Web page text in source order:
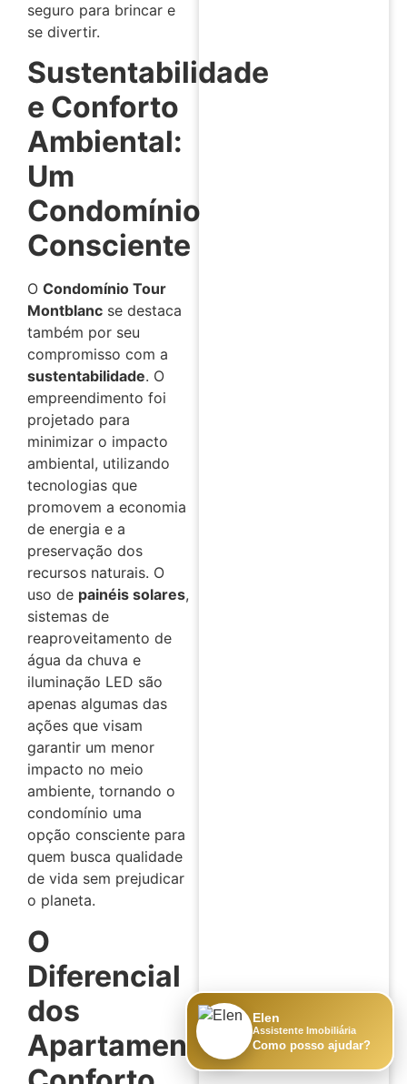
seguro para brincar e
se divertir.
Sustentabilidade
e Conforto
Ambiental:
Um
Condomínio
Consciente
O Condomínio Tour
Montblanc se destaca
também por seu
compromisso com a
sustentabilidade. O
empreendimento foi
projetado para
minimizar o impacto
ambiental, utilizando
tecnologias que
promovem a economia
de energia e a
preservação dos
recursos naturais. O
uso de painéis solares,
sistemas de
reaproveitamento de
água da chuva e
iluminação LED são
apenas algumas das
ações que visam
garantir um menor
impacto no meio
ambiente, tornando o
condomínio uma
opção consciente para
quem busca qualidade
de vida sem prejudicar
o planeta.
O
Diferencial
dos
Apartamentos:
Elen
Assistente Imobiliária
Como posso ajudar?